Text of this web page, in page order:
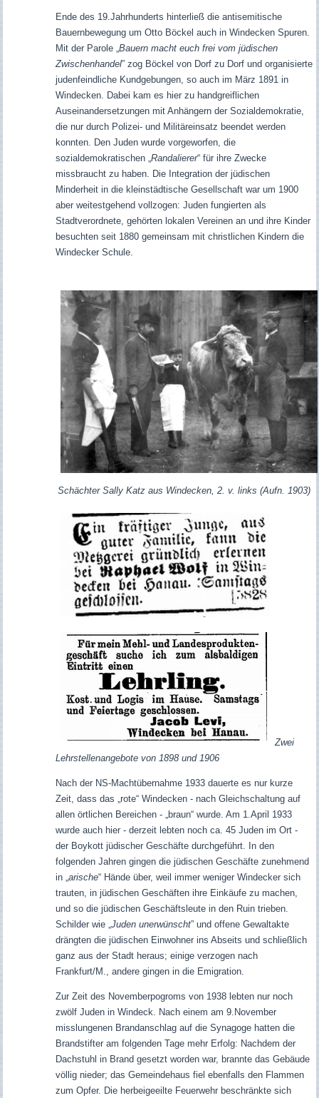
Ende des 19.Jahrhunderts hinterließ die antisemitische
Bauernbewegung um Otto Böckel auch in Windecken Spuren.
Mit der Parole „Bauern macht euch frei vom jüdischen
Zwischenhandel” zog Böckel von Dorf zu Dorf und organisierte
judenfeindliche Kundgebungen, so auch im März 1891 in
Windecken. Dabei kam es hier zu handgreiflichen
Auseinandersetzungen mit Anhängern der Sozialdemokratie,
die nur durch Polizei- und Militäreinsatz beendet werden
konnten. Den Juden wurde vorgeworfen, die
sozialdemokratischen „Randalierer“ für ihre Zwecke
missbraucht zu haben. Die Integration der jüdischen
Minderheit in die kleinstädtische Gesellschaft war um 1900
aber weitestgehend vollzogen: Juden fungierten als
Stadtverordnete, gehörten lokalen Vereinen an und ihre Kinder
besuchten seit 1880 gemeinsam mit christlichen Kindern die
Windecker Schule.
Schächter Sally Katz aus Windecken, 2. v. links (Aufn. 1903)
Zwei
Lehrstellenangebote von 1898 und 1906
Nach der NS-Machtübernahme 1933 dauerte es nur kurze
Zeit, dass das „rote“ Windecken - nach Gleichschaltung auf
allen örtlichen Bereichen - „braun“ wurde. Am 1.April 1933
wurde auch hier - derzeit lebten noch ca. 45 Juden im Ort -
der Boykott jüdischer Geschäfte durchgeführt. In den
folgenden Jahren gingen die jüdischen Geschäfte zunehmend
in „arische“ Hände über, weil immer weniger Windecker sich
trauten, in jüdischen Geschäften ihre Einkäufe zu machen,
und so die jüdischen Geschäftsleute in den Ruin trieben.
Schilder wie „Juden unerwünscht” und offene Gewaltakte
drängten die jüdischen Einwohner ins Abseits und schließlich
ganz aus der Stadt heraus; einige verzogen nach
Frankfurt/M., andere gingen in die Emigration.
Zur Zeit des Novemberpogroms von 1938 lebten nur noch
zwölf Juden in Windeck. Nach einem am 9.November
misslungenen Brandanschlag auf die Synagoge hatten die
Brandstifter am folgenden Tage mehr Erfolg: Nachdem der
Dachstuhl in Brand gesetzt worden war, brannte das Gebäude
völlig nieder; das Gemeindehaus fiel ebenfalls den Flammen
zum Opfer. Die herbeigeeilte Feuerwehr beschränkte sich